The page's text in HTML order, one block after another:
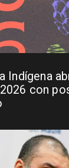
Indígena
con